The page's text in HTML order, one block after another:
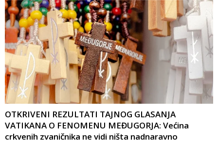
OTKRIVENI REZULTATI TAJNOG GLASANJA
VATIKANA O FENOMENU MEĐUGORJA: Većina
crkvenih zvaničnika ne vidi ništa nadnaravno